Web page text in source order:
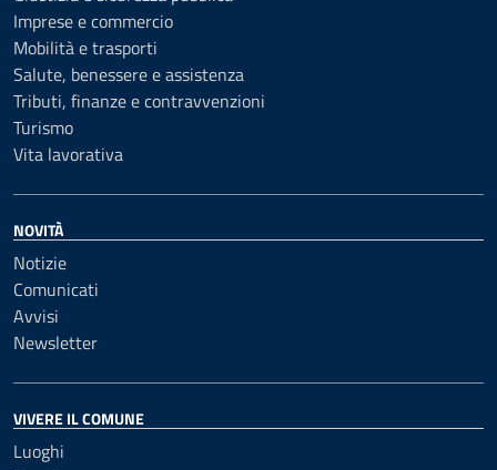
Imprese e commercio
Mobilità e trasporti
Salute, benessere e assistenza
Tributi, finanze e contravvenzioni
Turismo
Vita lavorativa
NOVITÀ
Notizie
Comunicati
Avvisi
Newsletter
VIVERE IL COMUNE
Luoghi